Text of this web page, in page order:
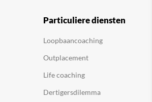
Particuliere diensten
Loopbaancoaching
Outplacement
Life coaching
Dertigersdilemma